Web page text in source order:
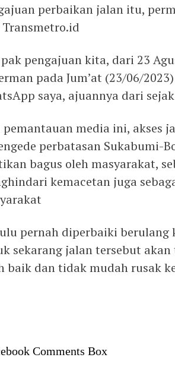
perbaikan jalan itu,
pengajuan kita, dari 23
pada Jum’at (23/06/
saya, ajuannya dari
pemantauan media ini, akses
perbatasan Sukabumi-
bagus oleh masyarakat,
kemacetan juga
pernah diperbaiki
sekarang jalan tersebut
baik dan tidak mudah rusak
Comments Box